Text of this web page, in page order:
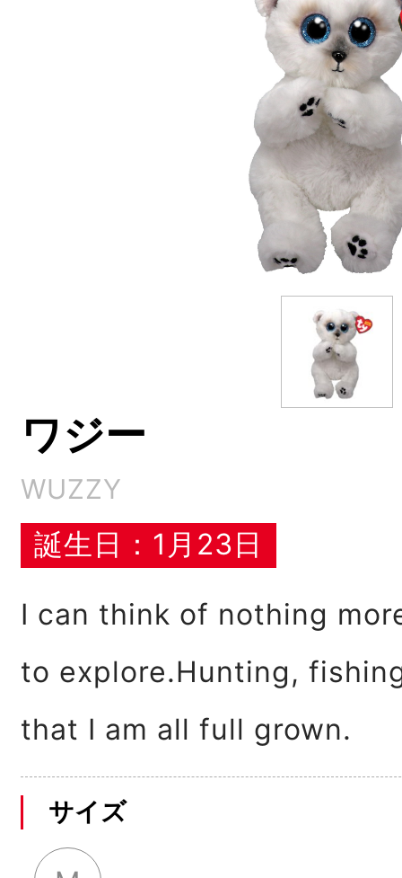
ワジー
WUZZY
誕生日：1月23日
I can think of nothing
to explore.Hunting,
that I am all full grown.
サイズ